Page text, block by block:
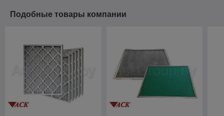
Подобные товары компании